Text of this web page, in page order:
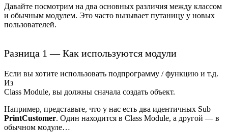
Давайте посмотрим на два основных различия между классом
и обычным модулем. Это часто вызывает путаницу у новых
пользователей.
Разница 1 — Как используются модули
Если вы хотите использовать подпрограмму / функцию и т.д.
Из
Class Module, вы должны сначала создать объект.
Например, представьте, что у нас есть два идентичных Sub
PrintCustomer. Один находится в Class Module, а другой — в
обычном модуле…